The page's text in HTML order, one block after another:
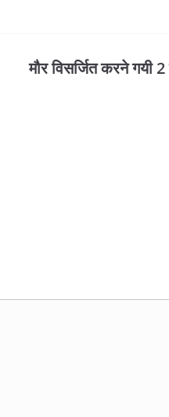
मौर विसर्जित करने गयी